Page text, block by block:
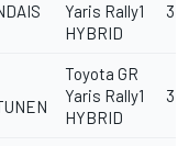
Yaris Rally1
HYBRID
Toyota GR
Yaris Rally1
HYBRID